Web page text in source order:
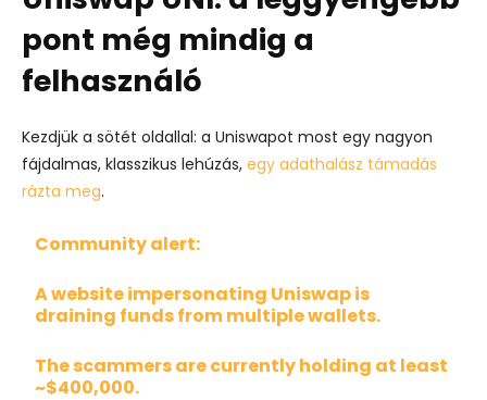
pont még mindig a
felhasználó
Kezdjük a sötét oldallal: a Uniswapot most egy nagyon
fájdalmas, klasszikus lehúzás, egy adathalász támadás
rázta meg.
Community alert:
A website impersonating Uniswap is
draining funds from multiple wallets.
The scammers are currently holding at least
~$400,000.